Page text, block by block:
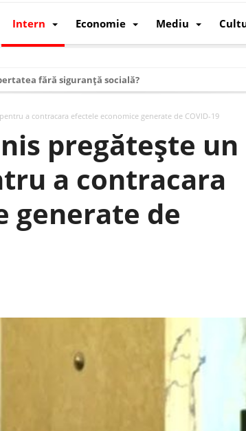
Intern Economie Mediu
fără siguranță socială?
devenit atelierul lumii și rivalul economic al SUA
o realitate pe care România o simte, nu o spune
Ce ne așteaptă? – O analiză structurală a
ca țară
a înlocui Nvidia
a contracara efectele economice generate de COVID-19
pregătește un
a contracara
generate de